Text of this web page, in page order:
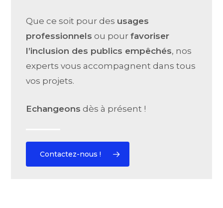
Que ce soit pour des usages
professionnels ou pour favoriser
l’inclusion des publics empêchés, nos
experts vous accompagnent dans tous
vos projets.
Echangeons dès à présent !
Contactez-nous !